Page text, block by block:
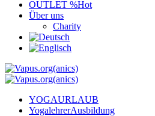
OUTLET %Hot
Über uns
Charity
YOGAURLAUB
YogalehrerAusbildung